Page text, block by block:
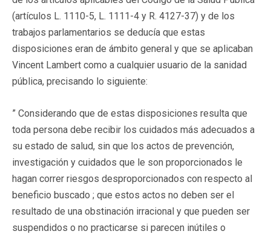
(artículos L. 1110-5, L. 1111-4 y R. 4127-37) y de los
trabajos parlamentarios se deducía que estas
disposiciones eran de ámbito general y que se aplicaban
Vincent Lambert como a cualquier usuario de la sanidad
pública, precisando lo siguiente:
” Considerando que de estas disposiciones resulta que
toda persona debe recibir los cuidados más adecuados a
su estado de salud, sin que los actos de prevención,
investigación y cuidados que le son proporcionados le
hagan correr riesgos desproporcionados con respecto al
beneficio buscado ; que estos actos no deben ser el
resultado de una obstinación irracional y que pueden ser
suspendidos o no practicarse si parecen inútiles o